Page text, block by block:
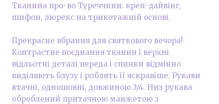
Тканина про-во Туреччини: креп-дайвінг,
шифон, люрекс на трикотажній основі.
Прекрасне вбрання для святкового вечора!
Контрастне поєднання тканин і верхні
відльотні деталі переда і спинки відмінно
виділяють блузу і роблять її яскравіше. Рукави
втачні, одношовні, довжиною 3/4. Низ рукава
оброблений притачною манжетою з